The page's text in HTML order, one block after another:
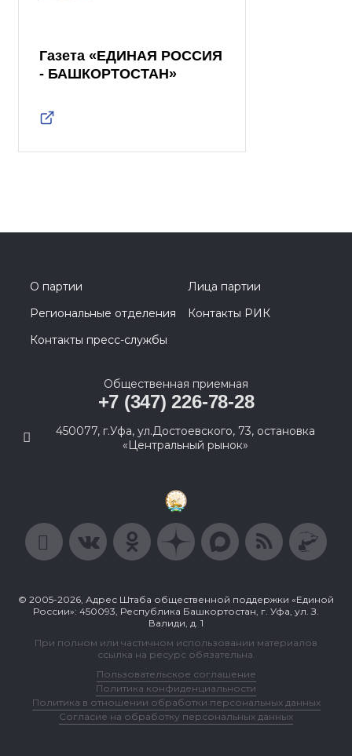
Газета «ЕДИНАЯ РОССИЯ
- БАШКОРТОСТАН»
О партии
Лица партии
Региональные отделения
Контакты РИК
Контакты пресс-службы
Общественная приемная
+7 (347) 226-78-28
450077, г.Уфа, ул.Достоевского, 73, остановка
«Центральный рынок»
© 2005-2026, Адрес Штаба общественной поддержки «Единой
России»: 450093, Республика Башкортостан, г. Уфа, ул. З.
Валиди, д. 1
При полном или частичном использовании материалов
ссылка на ресурс обязательна.
Пользовательское соглашение
Политика конфиденциальности
Политика в отношении обработки персональных данных
Согласие на обработку персональных данных